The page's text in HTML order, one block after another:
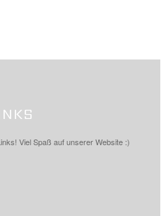
Viel Spaß auf unserer Website :)